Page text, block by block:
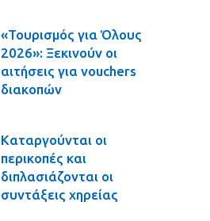
«Τουρισμός για Όλους
2026»: Ξεκινούν οι
αιτήσεις για vouchers
διακοπών
Καταργούνται οι
περικοπές και
διπλασιάζονται οι
συντάξεις χηρείας